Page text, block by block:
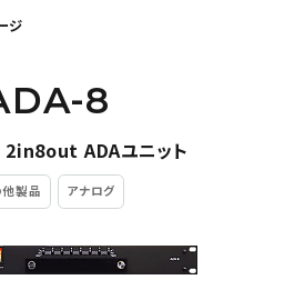
ジ
8
2in8out ADAユニット
他製品 アナログ